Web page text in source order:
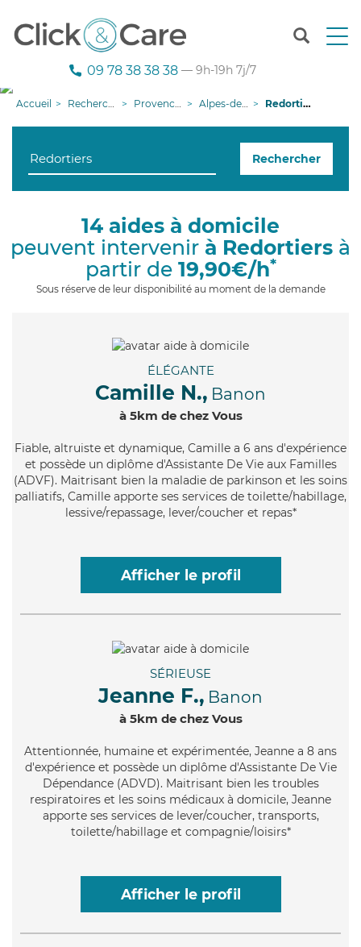
T
n
g
i
09 78 38 38 38 — 9h-19h 7j/7
Accueil Recherche aide à domicile Provence-Alpes-Côte d'Azur Alpes-de-Haute-Provence Redortiers
Rechercher
14 aides à domicile
peuvent intervenir à Redortiers à
partir de 19,90€/h*
Sous réserve de leur disponibilité au moment de la demande
ÉLÉGANTE
Camille N., Banon
à 5km de chez Vous
Fiable, altruiste et dynamique, Camille a 6 ans d'expérience
et possède un diplôme d'Assistante De Vie aux Familles
(ADVF). Maitrisant bien la maladie de parkinson et les soins
palliatifs, Camille apporte ses services de toilette/habillage,
lessive/repassage, lever/coucher et repas*
Afficher le profil
SÉRIEUSE
Jeanne F., Banon
à 5km de chez Vous
Attentionnée, humaine et expérimentée, Jeanne a 8 ans
d'expérience et possède un diplôme d'Assistante De Vie
Dépendance (ADVD). Maitrisant bien les troubles
respiratoires et les soins médicaux à domicile, Jeanne
apporte ses services de lever/coucher, transports,
toilette/habillage et compagnie/loisirs*
Afficher le profil